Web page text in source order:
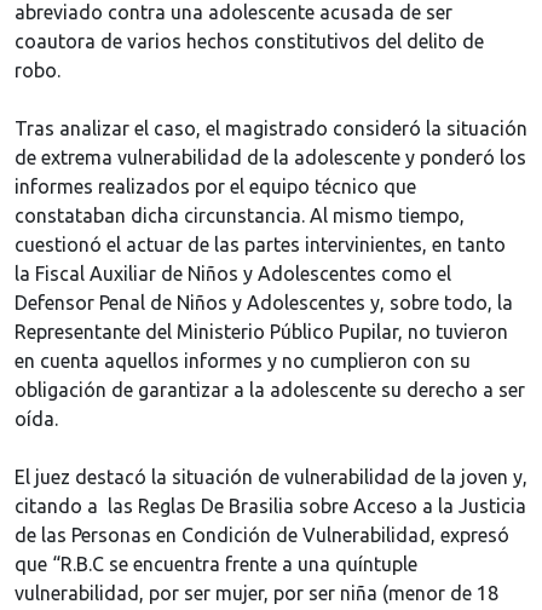
abreviado contra una adolescente acusada de ser
coautora de varios hechos constitutivos del delito de
robo.
Tras analizar el caso, el magistrado consideró la situación
de extrema vulnerabilidad de la adolescente y ponderó los
informes realizados por el equipo técnico que
constataban dicha circunstancia. Al mismo tiempo,
cuestionó el actuar de las partes intervinientes, en tanto
la Fiscal Auxiliar de Niños y Adolescentes como el
Defensor Penal de Niños y Adolescentes y, sobre todo, la
Representante del Ministerio Público Pupilar, no tuvieron
en cuenta aquellos informes y no cumplieron con su
obligación de garantizar a la adolescente su derecho a ser
oída.
El juez destacó la situación de vulnerabilidad de la joven y,
citando a las Reglas De Brasilia sobre Acceso a la Justicia
de las Personas en Condición de Vulnerabilidad, expresó
que “R.B.C se encuentra frente a una quíntuple
vulnerabilidad, por ser mujer, por ser niña (menor de 18